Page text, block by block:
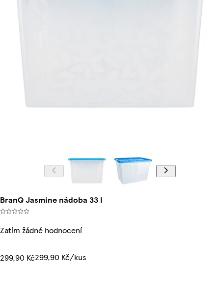
BranQ Jasmine nádoba 33 l
Zatím žádné hodnocení
299,90 Kč299,90 Kč/kus